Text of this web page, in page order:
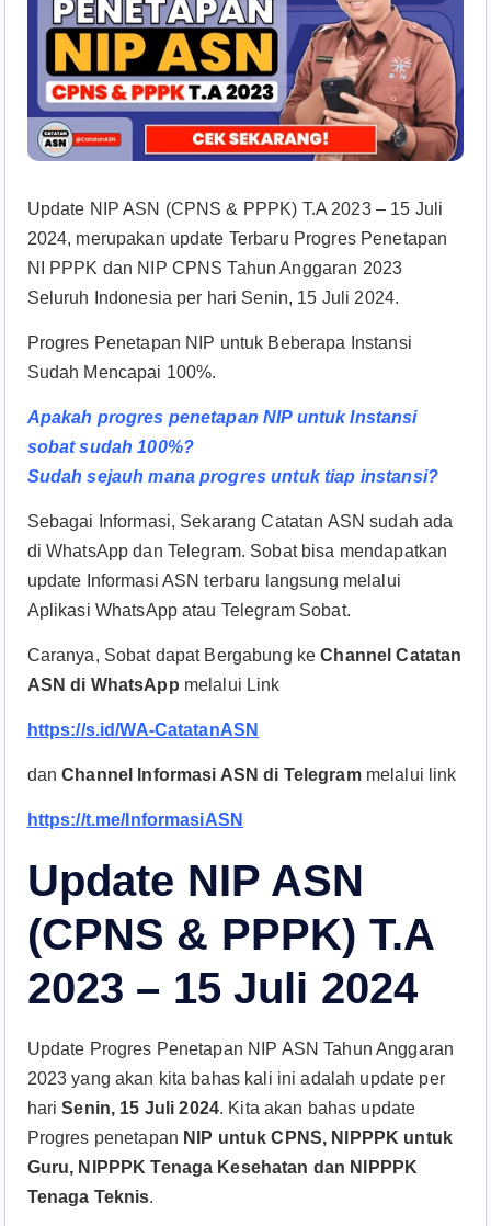
Update NIP ASN (CPNS & PPPK) T.A 2023 – 15 Juli
2024, merupakan update Terbaru Progres Penetapan
NI PPPK dan NIP CPNS Tahun Anggaran 2023
Seluruh Indonesia per hari Senin, 15 Juli 2024.
Progres Penetapan NIP untuk Beberapa Instansi
Sudah Mencapai 100%.
Apakah progres penetapan NIP untuk Instansi
sobat sudah 100%?
Sudah sejauh mana progres untuk tiap instansi?
Sebagai Informasi, Sekarang Catatan ASN sudah ada
di WhatsApp dan Telegram. Sobat bisa mendapatkan
update Informasi ASN terbaru langsung melalui
Aplikasi WhatsApp atau Telegram Sobat.
Caranya, Sobat dapat Bergabung keChannel Catatan
ASN di WhatsApp melalui Link
https://s.id/WA-CatatanASN
danChannel Informasi ASN di Telegram melalui link
https://t.me/InformasiASN
Update NIP ASN
(CPNS & PPPK) T.A
2023 – 15 Juli 2024
Update Progres Penetapan NIP ASN Tahun Anggaran
2023 yang akan kita bahas kali ini adalah update per
hariSenin, 15 Juli 2024. Kita akan bahas update
Progres penetapan NIP untuk CPNS, NIPPPK untuk
Guru, NIPPPK Tenaga Kesehatan dan NIPPPK
Tenaga Teknis.